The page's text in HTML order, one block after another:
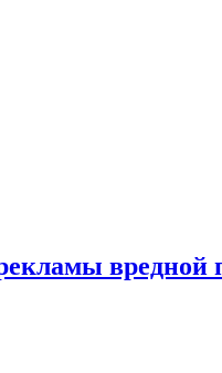
вредной